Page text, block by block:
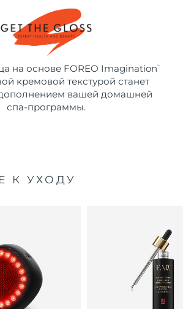
на основе FOREO Imagination ™
кремовой текстурой станет
вашей домашней
спа-программы.
К УХОДУ